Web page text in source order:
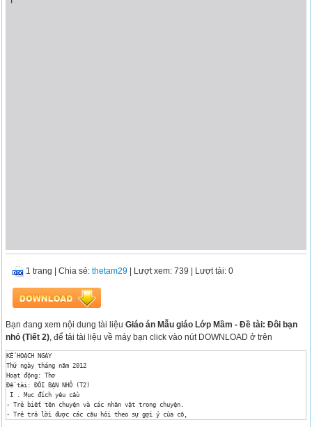
1 trang |Chia sẻ:thetam29 | Lượt xem: 739 | Lượt tải: 0
Bạn đang xem nội dung tài liệuGiáo án Mẫu giáo Lớp Mầm - Đề tài: Đôi bạn
nhỏ (Tiết 2), để tải tài liệu về máy bạn click vào nút DOWNLOAD ở trên
KẾ HOẠCH NGÀY
Thứ ngày tháng năm 2012
Hoạt động: Thơ
Đề tài: ĐÔI BẠN NHỎ (T2)
I . Mục đích yêu cầu
- Trẻ biết tên chuyện và các nhân vật trong chuyện.
- Trẻ trả lời được các câu hỏi theo sự gợi ý của cô,